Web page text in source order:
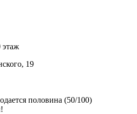
этаж
19
половина (50/100)